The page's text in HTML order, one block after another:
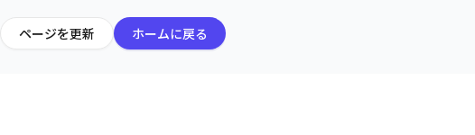
ページを更新 ホームに戻る